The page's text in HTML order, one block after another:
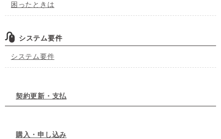
困ったときは
システム要件
システム要件
契約更新・支払
購入・申し込み